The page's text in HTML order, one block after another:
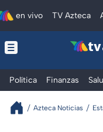
en vivo TV Azteca
tv
Política Finanzas
Azteca Noticias